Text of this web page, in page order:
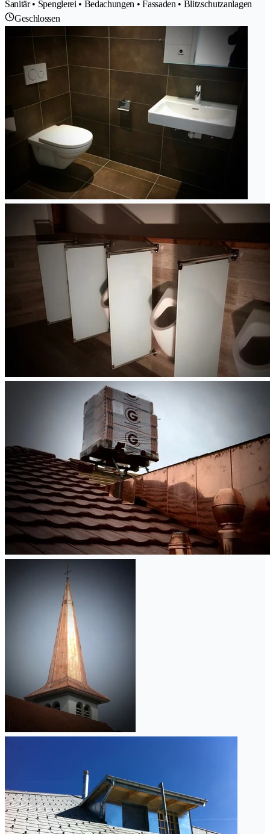
Sanitär • Spenglerei • Bedachungen • Fassaden • Blitzschutzanlagen
Geschlossen